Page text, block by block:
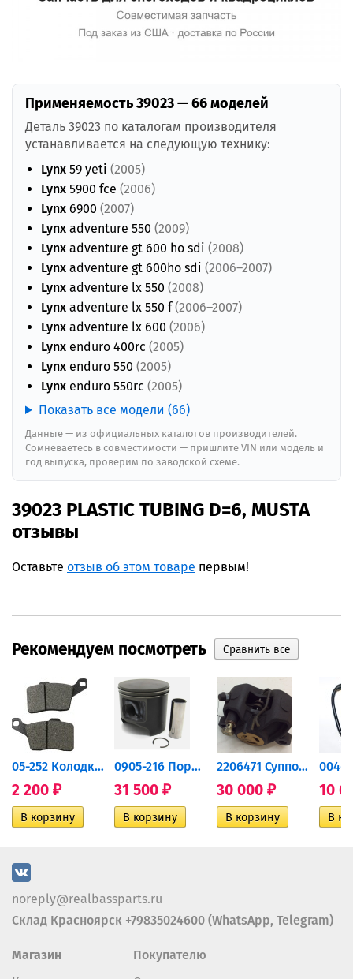
Применяемость 39023 — 66 моделей
Деталь 39023 по каталогам производителя
устанавливается на следующую технику:
Lynx 59 yeti (2005)
Lynx 5900 fce (2006)
Lynx 6900 (2007)
Lynx adventure 550 (2009)
Lynx adventure gt 600 ho sdi (2008)
Lynx adventure gt 600ho sdi (2006–2007)
Lynx adventure lx 550 (2008)
Lynx adventure lx 550 f(2006–2007)
Lynx adventure lx 600 (2006)
Lynx enduro 400rc (2005)
Lynx enduro 550 (2005)
Lynx enduro 550rc (2005)
Показать все модели (66)
Данные — из официальных каталогов производителей.
Сомневаетесь в совместимости — пришлите VIN или модель и
год выпуска, проверим по заводской схеме.
39023 PLASTIC TUBING D=6, MUSTA
отзывы
Оставьте отзыв об этом товаре первым!
Рекомендуем посмотреть
05-252 Колодки тормозные...
2 200 ₽
0905-216 Поршень Arctic Cat...
31 500 ₽
2206471 Суппорт тормозной...
30 000 ₽ 10
noreply@realbassparts.ru
Склад Красноярск +79835024600 (WhatsApp, Telegram)
Магазин
Покупателю